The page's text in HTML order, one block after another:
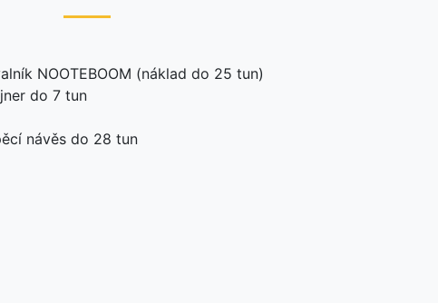
NOOTEBOOM (náklad do 25 tun)
do 7 tun
návěs do 28 tun